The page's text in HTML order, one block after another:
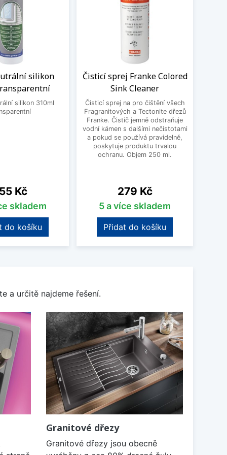
silikon
silikon 310ml
Kč
skladem
do košíku
Čisticí sprej Franke Colored
Sink Cleaner
Čisticí sprej na pro čištění všech
Fragranitových a Tectonite dřezů
Franke. Čistič jemně odstraňuje
vodní kámen s dalšími nečistotami
a pokud se používá pravidelně,
poskytuje produktu trvalou
ochranu. Objem 250 ml.
Cena
279 Kč
5 a více skladem
Přidat do košíku
a určitě najdeme řešení.
Granitové dřezy
Granitové dřezy jsou obecně